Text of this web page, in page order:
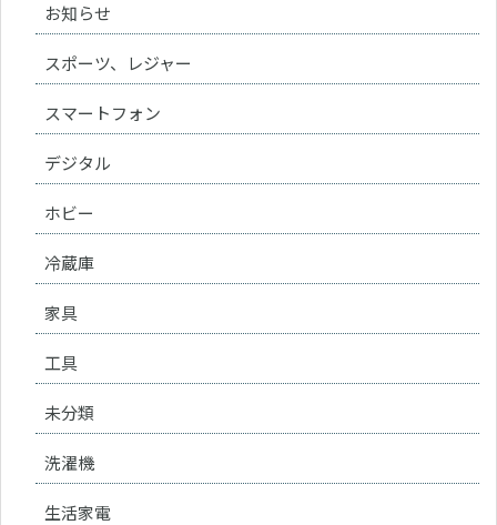
お知らせ
スポーツ、レジャー
スマートフォン
デジタル
ホビー
冷蔵庫
家具
工具
未分類
洗濯機
生活家電